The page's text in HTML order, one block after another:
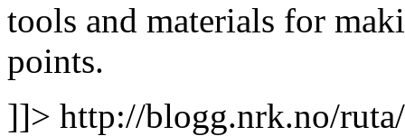
tools and materials for
points.
]]> http://blogg.nrk.no/